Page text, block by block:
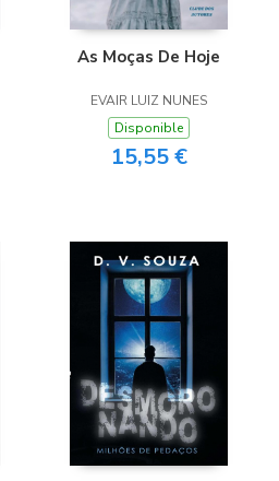
As Moças De Hoje
EVAIR LUIZ NUNES
Disponible
15,55 €